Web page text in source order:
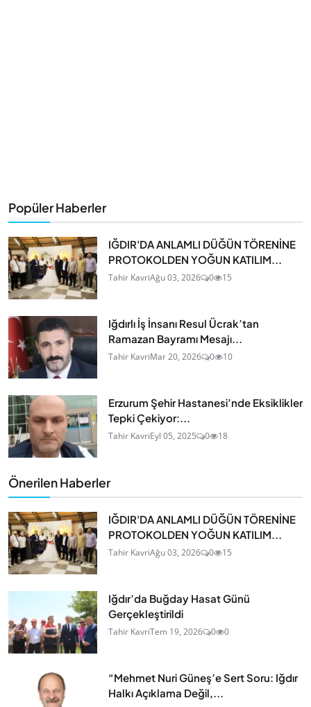
Popüler Haberler
IĞDIR'DA ANLAMLI DÜĞÜN TÖRENİNE
PROTOKOLDEN YOĞUN KATILIM...
Tahir KavriAğu 03, 2026 0 15
Iğdırlı İş İnsanı Resul Ücrak’tan
Ramazan Bayramı Mesajı...
Tahir KavriMar 20, 2026 0 10
Erzurum Şehir Hastanesi’nde Eksiklikler
Tepki Çekiyor:...
Tahir KavriEyl 05, 2025 0 18
Önerilen Haberler
IĞDIR'DA ANLAMLI DÜĞÜN TÖRENİNE
PROTOKOLDEN YOĞUN KATILIM...
Tahir KavriAğu 03, 2026 0 15
Iğdır’da Buğday Hasat Günü
Gerçekleştirildi
Tahir KavriTem 19, 2026 0 0
“Mehmet Nuri Güneş’e Sert Soru: Iğdır
Halkı Açıklama Değil,...